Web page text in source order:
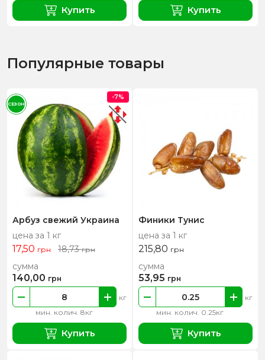
Купить Купить
Популярные товары
Арбуз свежий Украина
цена за 1 кг
17,50 грн 18,73грн
мин. колич. 8кг
кг
сумма
140,00 грн
Купить
-7%
СЕЗОН
Финики Тунис
цена за 1 кг
215,80 грн
мин. колич. 0.25кг
кг
сумма
53,95 грн
Купить